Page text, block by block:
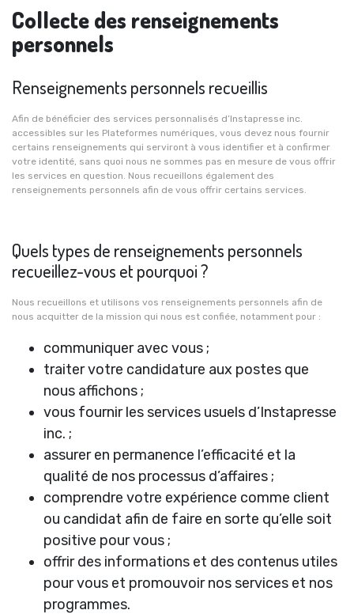
Collecte des renseignements
personnels
Renseignements personnels recueillis
Afin de bénéficier des services personnalisés d’Instapresse inc.
accessibles sur les Plateformes numériques, vous devez nous fournir
certains renseignements qui serviront à vous identifier et à confirmer
votre identité, sans quoi nous ne sommes pas en mesure de vous offrir
les services en question. Nous recueillons également des
renseignements personnels afin de vous offrir certains services.
Quels types de renseignements personnels
recueillez-vous et pourquoi ?
Nous recueillons et utilisons vos renseignements personnels afin de
nous acquitter de la mission qui nous est confiée, notamment pour :
communiquer avec vous ;
traiter votre candidature aux postes que
nous affichons ;
vous fournir les services usuels d’Instapresse
inc. ;
assurer en permanence l’efficacité et la
qualité de nos processus d’affaires ;
comprendre votre expérience comme client
ou candidat afin de faire en sorte qu’elle soit
positive pour vous ;
offrir des informations et des contenus utiles
pour vous et promouvoir nos services et nos
programmes.